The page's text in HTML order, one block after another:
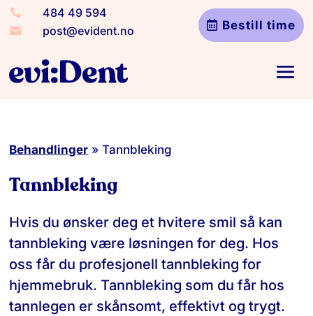
 484 49 594
 post@evident.no Bestill time
Behandlinger »Tannbleking
Tannbleking
Hvis du ønsker deg et hvitere smil så kan
tannbleking være løsningen for deg. Hos
oss får du profesjonell tannbleking for
hjemmebruk. Tannbleking som du får hos
tannlegen er skånsomt, effektivt og trygt.